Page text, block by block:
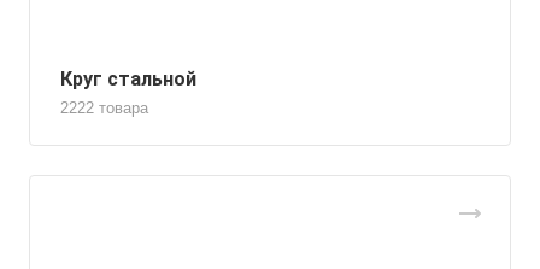
Круг стальной
2222 товара